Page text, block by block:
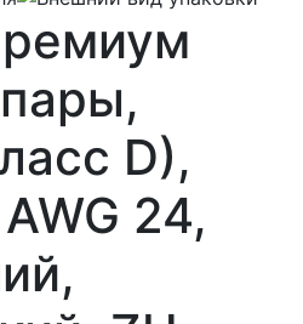
D),
24,